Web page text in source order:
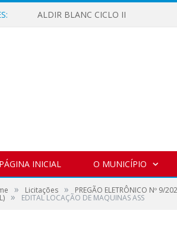
ALDIR BLANC CICLO II
PÁGINA INICIAL O MUNICÍPIO
» Licitações » PREGÃO ELETRÔNICO Nº 9/
» EDITAL LOCAÇÃO DE MAQUINAS ASS